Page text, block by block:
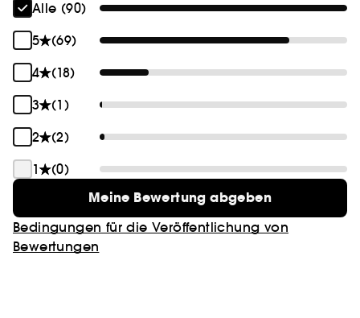
Alle (90)
5
(69)
4
(18)
3
(1)
2
(2)
1
(0)
Meine Bewertung abgeben
Bedingungen für die Veröffentlichung von
Bewertungen